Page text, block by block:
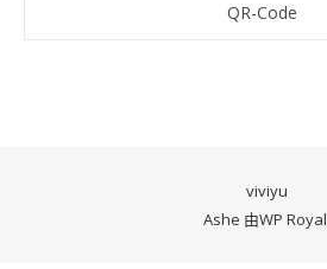
QR-Code
viviyu
Ashe 由WP Royal